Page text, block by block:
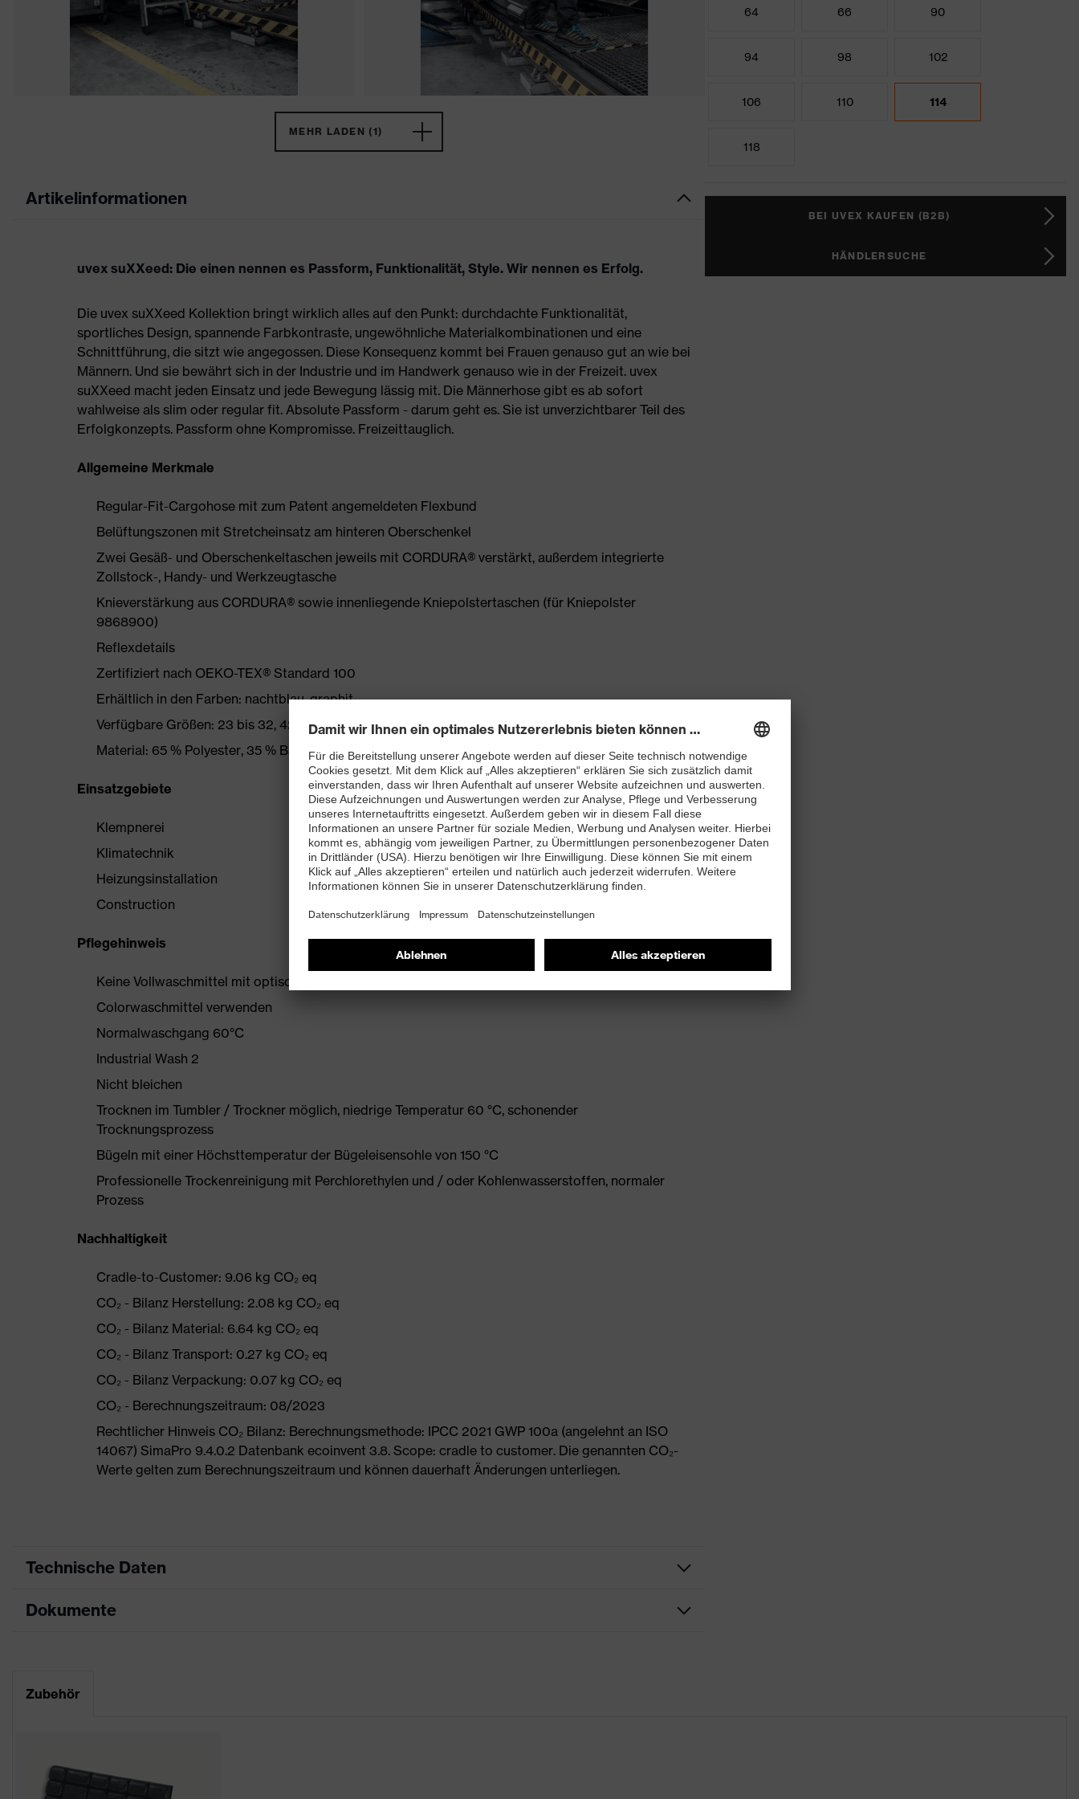
MEHR LADEN (1)
Artikelinformationen
uvex suXXeed: Die einen nennen es Passform, Funktionalität, Style. Wir nennen es Erfolg.
Die uvex suXXeed Kollektion bringt wirklich alles auf den Punkt: durchdachte Funktionalität,
sportliches Design, spannende Farbkontraste, ungewöhnliche Materialkombinationen und eine
Schnittführung, die sitzt wie angegossen. Diese Konsequenz kommt bei Frauen genauso gut an wie bei
Männern. Und sie bewährt sich in der Industrie und im Handwerk genauso wie in der Freizeit. uvex
suXXeed macht jeden Einsatz und jede Bewegung lässig mit. Die Männerhose gibt es ab sofort
wahlweise als slim oder regular fit. Absolute Passform - darum geht es. Sie ist unverzichtbarer Teil des
Erfolgkonzepts. Passform ohne Kompromisse. Freizeittauglich.
Allgemeine Merkmale
Regular-Fit-Cargohose mit zum Patent angemeldeten Flexbund
Belüftungszonen mit Stretcheinsatz am hinteren Oberschenkel
Zwei Gesäß- und Oberschenkeltaschen jeweils mit CORDURA® verstärkt, außerdem integrierte
Zollstock-, Handy- und Werkzeugtasche
Knieverstärkung aus CORDURA® sowie innenliegende Kniepolstertaschen (für Kniepolster
9868900)
Reflexdetails
Zertifiziert nach OEKO-TEX® Standard 100
Erhältlich in den Farben: nachtblau, graphit
Verfügbare Größen: 23 bis 32, 42 bis 66 und 90 bis 110
Material: 65 % Polyester, 35 % Baumwolle
Einsatzgebiete
Klempnerei
Klimatechnik
Heizungsinstallation
Construction
Pflegehinweis
Keine Vollwaschmittel mit optischem Aufheller verwenden
Colorwaschmittel verwenden
Normalwaschgang 60°C
Industrial Wash 2
Nicht bleichen
Trocknen im Tumbler / Trockner möglich, niedrige Temperatur 60 °C, schonender
Trocknungsprozess
Bügeln mit einer Höchsttemperatur der Bügeleisensohle von 150 °C
Professionelle Trockenreinigung mit Perchlorethylen und / oder Kohlenwasserstoffen, normaler
Prozess
Nachhaltigkeit
Cradle-to-Customer: 9.06 kg CO₂ eq
CO₂ - Bilanz Herstellung: 2.08 kg CO₂ eq
CO₂ - Bilanz Material: 6.64 kg CO₂ eq
CO₂ - Bilanz Transport: 0.27 kg CO₂ eq
CO₂ - Bilanz Verpackung: 0.07 kg CO₂ eq
CO₂ - Berechnungszeitraum: 08/2023
Rechtlicher Hinweis CO₂ Bilanz: Berechnungsmethode: IPCC 2021 GWP 100a (angelehnt an ISO
14067) SimaPro 9.4.0.2 Datenbank ecoinvent 3.8. Scope: cradle to customer. Die genannten CO₂-
Werte gelten zum Berechnungszeitraum und können dauerhaft Änderungen unterliegen.
Technische Daten
Produktart
Farbe
Dokumente
64 66 90
94 98 102
106 110 114
118
BEI UVEX KAUFEN (B2B)
HÄNDLERSUCHE
Zubehör